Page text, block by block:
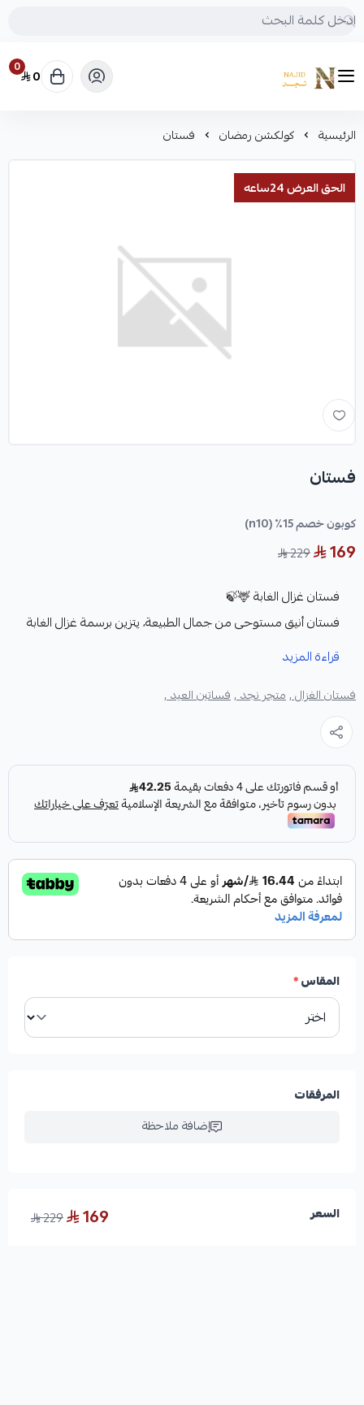
متجر نجد
0 0
الرئيسية كولكشن رمضان فستان
الحق العرض 24ساعه
فستان
كوبون خصم 15٪ (n10)
169
229
فستان غزال الغابة 🦌🍃
فستان أنيق مستوحى من جمال الطبيعة، يتزين برسمة غزال الغابة
التي ترمز للنعومة والبراءة. يأتي بلون ذهبي دافئ يعكس الفخامة، مع
وانسيابية، مناسبة للإطلالات المميزة والمناسبات الخاصة،
ويمنحك حضورًا ناعمًا ولافتًا بلمسة فنية فريدة
🔴ملاحظه بدون الطوق 🔴
قراءة المزيد
فستان الغزال ,متجر نجد ,فساتين العيد ,
المقاس*
المرفقات
إضافة ملاحظة
السعر 169
229